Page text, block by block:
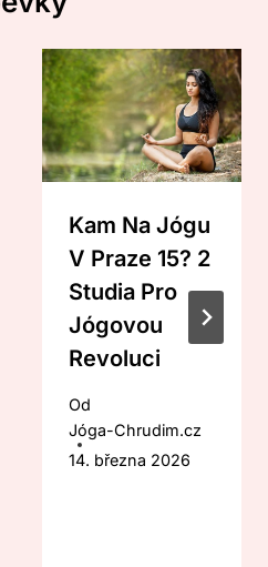
Kam Na Jógu
V Praze 15? 2
Studia Pro
Jógovou
Revoluci
Od
Jóga-Chrudim.cz
14. března 2026